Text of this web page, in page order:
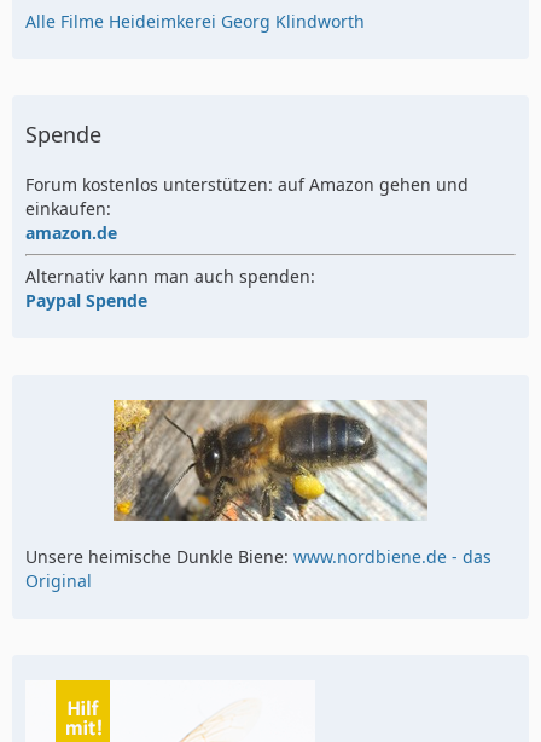
Alle Filme Heideimkerei Georg Klindworth
Spende
Forum kostenlos unterstützen: auf Amazon gehen und
einkaufen:
amazon.de
Alternativ kann man auch spenden:
Paypal Spende
Unsere heimische Dunkle Biene: www.nordbiene.de - das
Original